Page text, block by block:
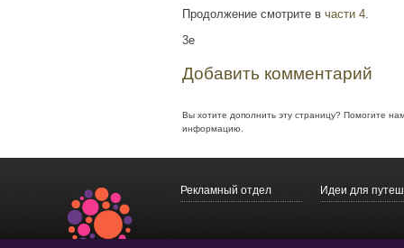
Продолжение смотрите в части 4.
3e
Добавить комментарий
Вы хотите дополнить эту страницу? Помогите
информацию.
Рекламный отдел Идеи для